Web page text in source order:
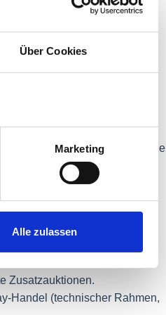
Über Cookies
Marketing
Alle zulassen
Preise. Nicht ausgeglichene
liegt bei 3 MWh. Der
kann er die
geht als Abweichung in die
Zusatzauktionen.
Handel (technischer Rahmen,